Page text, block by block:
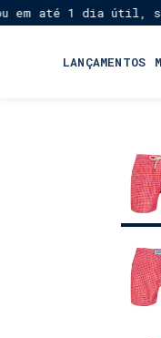
1 dia útil,
LANÇAMENTOS